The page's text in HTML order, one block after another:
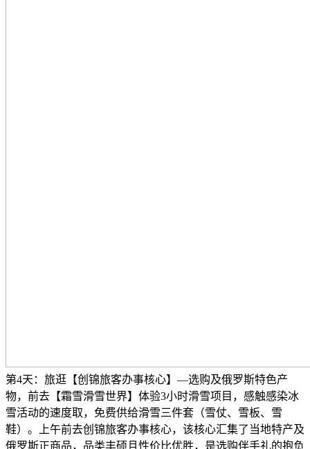
第4天：旅逛【创锦旅客办事核心】—选购及俄罗斯特色产
物，前去【霜雪滑雪世界】体验3小时滑雪项目，感触感染冰
雪活动的速度取，免费供给滑雪三件套（雪仗、雪板、雪
鞋）。上午前去创锦旅客办事核心，该核心汇集了当地特产及
俄罗斯正商品，品类丰硕且性价比优胜，是选购伴手礼的抱负